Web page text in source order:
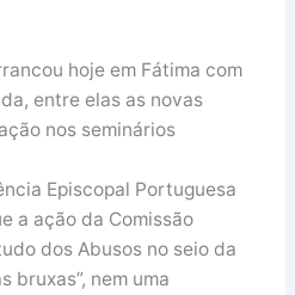
hoje em Fátima com
entre elas as novas
nos seminários
Episcopal Portuguesa
a ação da Comissão
dos Abusos no seio da
bruxas”, nem uma